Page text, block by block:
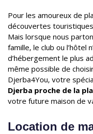
Pour les amoureux de
découvertes
Mais lorsque nous
famille, le club ou l’hôtel
d’hébergement le plus
même possible de
Djerba4You, votre
Djerba proche de la
votre future maison de
Location de